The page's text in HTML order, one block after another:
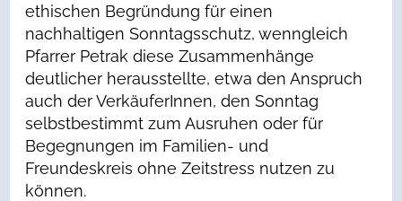
ethischen Begründung für einen
nachhaltigen Sonntagsschutz, wenngleich
Pfarrer Petrak diese Zusammenhänge
deutlicher herausstellte, etwa den Anspruch
auch der VerkäuferInnen, den Sonntag
selbstbestimmt zum Ausruhen oder für
Begegnungen im Familien- und
Freundeskreis ohne Zeitstress nutzen zu
können.